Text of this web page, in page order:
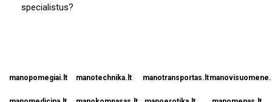
specialistus?
manopomegiai.lt manotechnika.lt manotransportas.lt